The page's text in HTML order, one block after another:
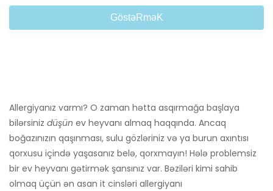
GöstəRməK
Allergiyanız varmı? O zaman hətta asqırmağa başlaya
bilərsiniz düşün ev heyvanı almaq haqqında. Ancaq
boğazınızın qaşınması, sulu gözləriniz və ya burun axıntısı
qorxusu içində yaşasanız belə, qorxmayın! Hələ problemsiz
bir ev heyvanı gətirmək şansınız var. Bəziləri kimi sahib
olmaq üçün ən asan it cinsləri allergiyanı